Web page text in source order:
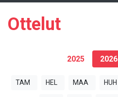
Ottelut
2025 2026
TAM HEL MAA HUH